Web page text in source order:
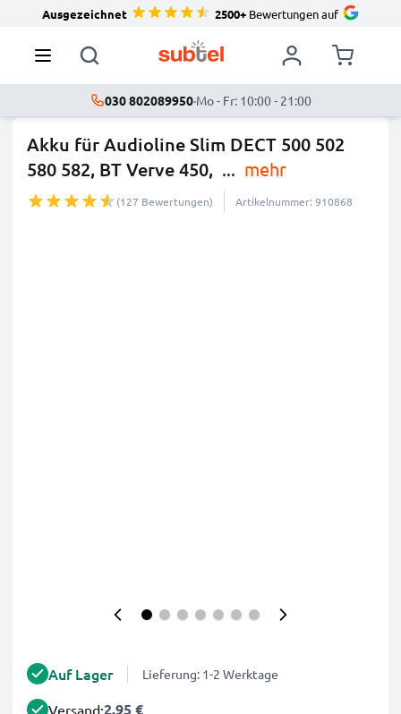
Ausgezeichnet 2500+Bewertungen auf
030 802089950·Mo - Fr: 10:00 - 21:00
Akku für Audioline Slim DECT 500 502
580 582, BT Verve 450, ... mehr
(127 Bewertungen) Artikelnummer: 910868
Auf Lager Lieferung: 1-2 Werktage
Versand:2.95 €